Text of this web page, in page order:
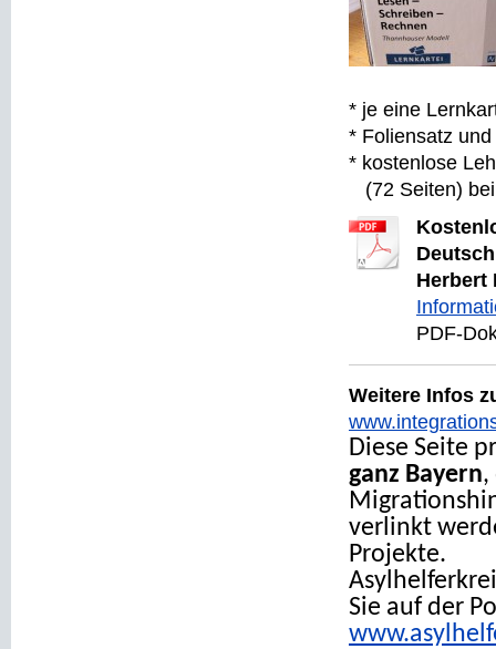
* je eine
* Foliensatz und
* kostenlose
(72 Seiten)
Herbert
PDF-
Weitere Infos
Diese Seite
ganz Bayern,
verlinkt
Projekte.
Sie auf der